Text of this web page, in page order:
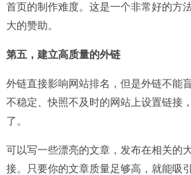
首页的制作难度。这是一个非常好的方
大的赞助。
第五，建立高质量的外链
外链直接影响网站排名，但是外链不能
不稳定、快照不及时的网站上设置链接
了。
可以写一些漂亮的文章，发布在相关的
接。只要你的文章质量足够高，就能吸